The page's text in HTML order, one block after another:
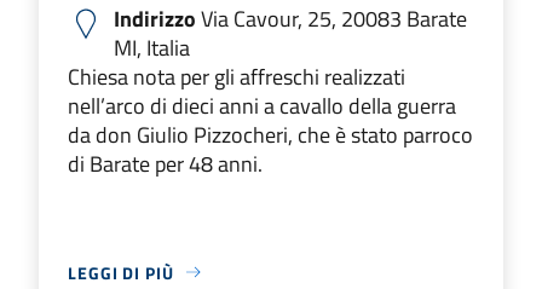
IndirizzoVia Cavour, 25, 20083 Barate
MI, Italia
Chiesa nota per gli affreschi realizzati
nell’arco di dieci anni a cavallo della guerra
da don Giulio Pizzocheri, che è stato parroco
di Barate per 48 anni.
LEGGI DI PIÙ